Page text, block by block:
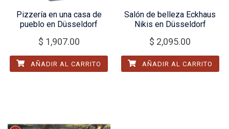
Pizzería en una casa de
pueblo en Düsseldorf
$ 1,907.00
AÑADIR AL CARRITO
Salón de belleza Eckhaus
Nikis en Düsseldorf
$ 2,095.00
AÑADIR AL CARRITO